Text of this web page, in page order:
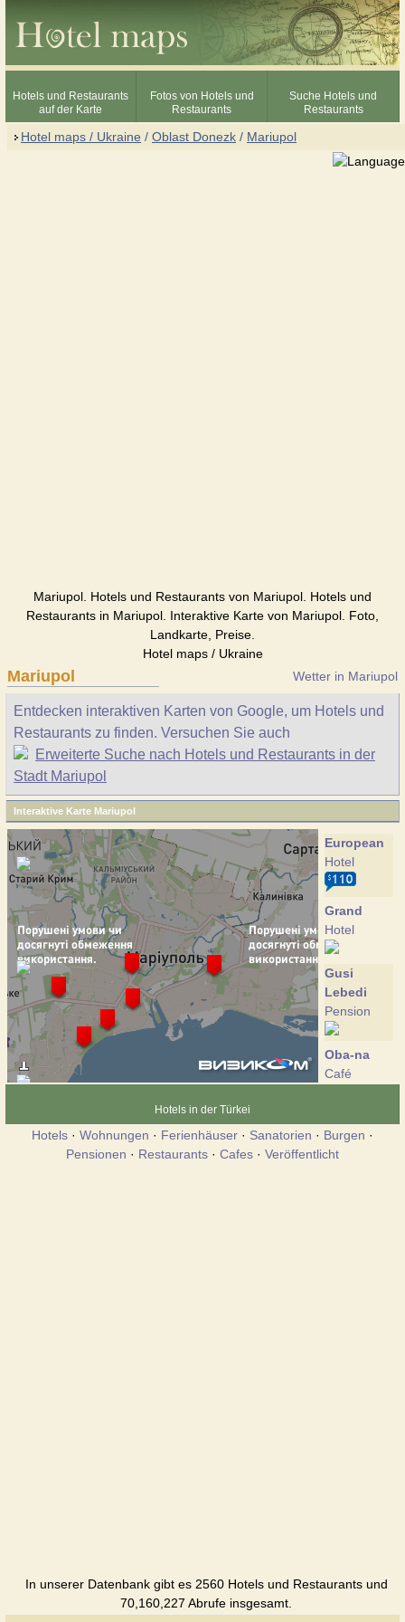
Hotels und Restaurants
auf der Karte
Fotos von Hotels und
Restaurants
Suche Hotels und
Restaurants
Hotel maps / Ukraine / Oblast Donezk / Mariupol
Mariupol. Hotels und Restaurants von Mariupol. Hotels und
Restaurants in Mariupol. Interaktive Karte von Mariupol. Foto,
Landkarte, Preise.
Hotel maps / Ukraine
Mariupol Wetter in Mariupol
Entdecken interaktiven Karten von Google, um Hotels und
Restaurants zu finden. Versuchen Sie auch
Erweiterte Suche nach Hotels und Restaurants in der
Stadt Mariupol
Interaktive Karte Mariupol
European
Hotel
Grand
Hotel
Gusi
Lebedi
Pension
Oba-na
Café
Hotel
Hotels in der Türkei
Hotels · Wohnungen · Ferienhäuser · Sanatorien · Burgen ·
Pensionen · Restaurants · Cafes · Veröffentlicht
In unserer Datenbank gibt es 2560 Hotels und Restaurants und
70,160,227 Abrufe insgesamt.